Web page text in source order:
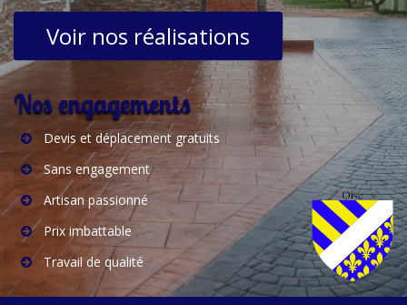
Voir nos réalisations
Nos engagements
Devis et déplacement gratuits
Sans engagement
Artisan passionné
Prix imbattable
Travail de qualité